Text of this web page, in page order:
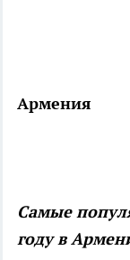
Армения
Самые
году в